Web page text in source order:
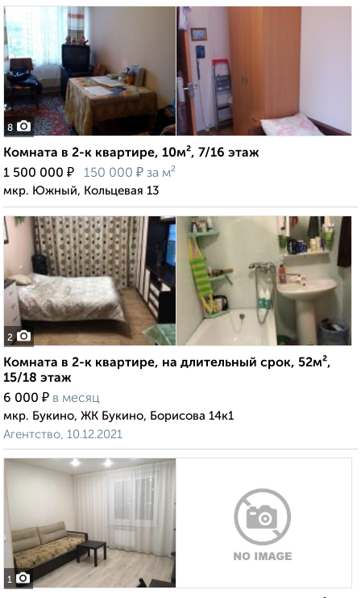
8
Комната в 2-к квартире, 10м², 7/16 этаж
1 500 000 ₽ 150 000 ₽ за м²
мкр. Южный, Кольцевая 13
2
Комната в 2-к квартире, на длительный срок, 52м²,
15/18 этаж
6 000 ₽ в месяц
мкр. Букино, ЖК Букино, Борисова 14к1
Агентство, 10.12.2021
1